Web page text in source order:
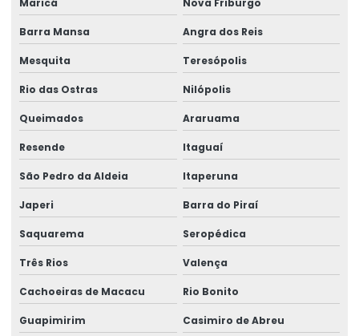
Lacre adesivo para alimentos personalizado
Lacre adesivo casca de ovo
Lacre adesivo destrutível
Lacre adesivo personalizado
Lacre adesivo de segurança
Lacre adesivo de segurança personalizado
Lacre casca de ovo
Lacre de garantia
Lacre de garantia casca de ovo
Lacre de garantia personalizado
Barra Mansa Angra dos Reis
Mesquita Teresópolis
Rio das Ostras Nilópolis
Queimados Araruama
Resende Itaguaí
São Pedro da Aldeia Itaperuna
Japeri Barra do Piraí
Saquarema Seropédica
Três Rios Valença
Cachoeiras de Macacu Rio Bonito
Guapimirim Casimiro de Abreu